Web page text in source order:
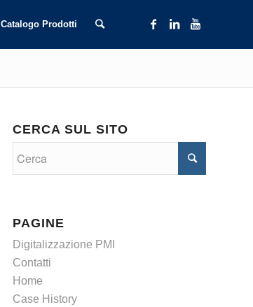
Catalogo Prodotti
CERCA SUL SITO
PAGINE
Digitalizzazione PMI
Contatti
Home
Case History